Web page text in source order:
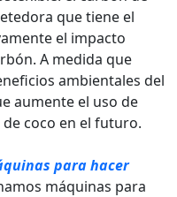
que tiene el
el impacto
A medida que
ambientales del
aumente el uso de
coco en el futuro.
para hacer
máquinas para